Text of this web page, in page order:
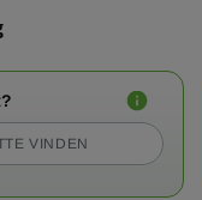
VINDEN